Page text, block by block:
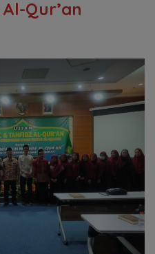
Qur’an